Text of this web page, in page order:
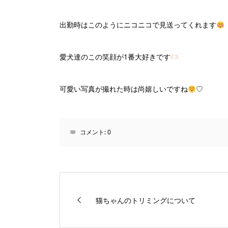
出勤時はこのようにニコニコで見送ってくれます
愛犬達のこの笑顔が1番大好きです
可愛い写真が撮れた時は尚嬉しいですね ♡
コメント:0
猫ちゃんのトリミングについて